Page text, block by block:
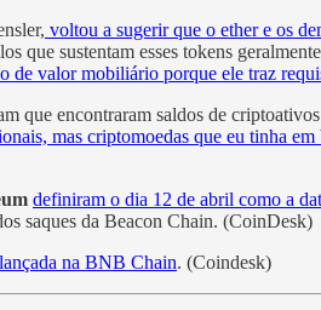
voltou a sugerir que o ether e os
que sustentam esses tokens
de valor mobiliário porque ele traz
que encontraram saldos de
mas criptomoedas que eu tinha
definiram o dia 12 de abril como a
saques da Beacon Chain. (CoinDesk)
na BNB Chain. (Coindesk)